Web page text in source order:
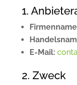
1.
E-Mail:
2. Zweck